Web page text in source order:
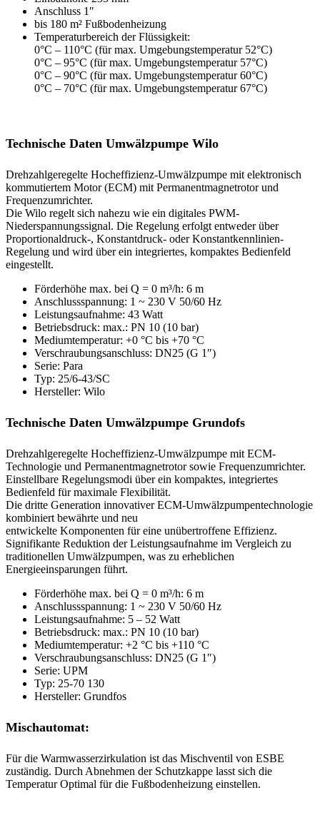
Anschluss 1″
bis 180 m² Fußbodenheizung
Temperaturbereich der Flüssigkeit:
0°C – 110°C (für max. Umgebungstemperatur 52°C)
0°C – 95°C (für max. Umgebungstemperatur 57°C)
0°C – 90°C (für max. Umgebungstemperatur 60°C)
0°C – 70°C (für max. Umgebungstemperatur 67°C)
Technische Daten Umwälzpumpe Wilo
Drehzahlgeregelte Hocheffizienz-Umwälzpumpe mit elektronisch
kommutiertem Motor (ECM) mit Permanentmagnetrotor und
Frequenzumrichter.
Die Wilo regelt sich nahezu wie ein digitales PWM-
Niederspannungssignal. Die Regelung erfolgt entweder über
Proportionaldruck-, Konstantdruck- oder Konstantkennlinien-
Regelung und wird über ein integriertes, kompaktes Bedienfeld
eingestellt.
Förderhöhe max. bei Q = 0 m³/h: 6 m
Anschlussspannung: 1 ~ 230 V 50/60 Hz
Leistungsaufnahme: 43 Watt
Betriebsdruck: max.: PN 10 (10 bar)
Mediumtemperatur: +0 °C bis +70 °C
Verschraubungsanschluss: DN25 (G 1″)
Serie: Para
Typ: 25/6-43/SC
Hersteller: Wilo
Technische Daten Umwälzpumpe Grundofs
Drehzahlgeregelte Hocheffizienz-Umwälzpumpe mit ECM-
Technologie und Permanentmagnetrotor sowie Frequenzumrichter.
Einstellbare Regelungsmodi über ein kompaktes, integriertes
Bedienfeld für maximale Flexibilität.
Die dritte Generation innovativer ECM-Umwälzpumpentechnologie
kombiniert bewährte und neu
entwickelte Komponenten für eine unübertroffene Effizienz.
Signifikante Reduktion der Leistungsaufnahme im Vergleich zu
traditionellen Umwälzpumpen, was zu erheblichen
Energieeinsparungen führt.
Förderhöhe max. bei Q = 0 m³/h: 6 m
Anschlussspannung: 1 ~ 230 V 50/60 Hz
Leistungsaufnahme: 5 – 52 Watt
Betriebsdruck: max.: PN 10 (10 bar)
Mediumtemperatur: +2 °C bis +110 °C
Verschraubungsanschluss: DN25 (G 1″)
Serie: UPM
Typ: 25-70 130
Hersteller: Grundfos
Mischautomat:
Für die Warmwasserzirkulation ist das Mischventil von ESBE
zuständig. Durch Abnehmen der Schutzkappe lasst sich die
Temperatur Optimal für die Fußbodenheizung einstellen.